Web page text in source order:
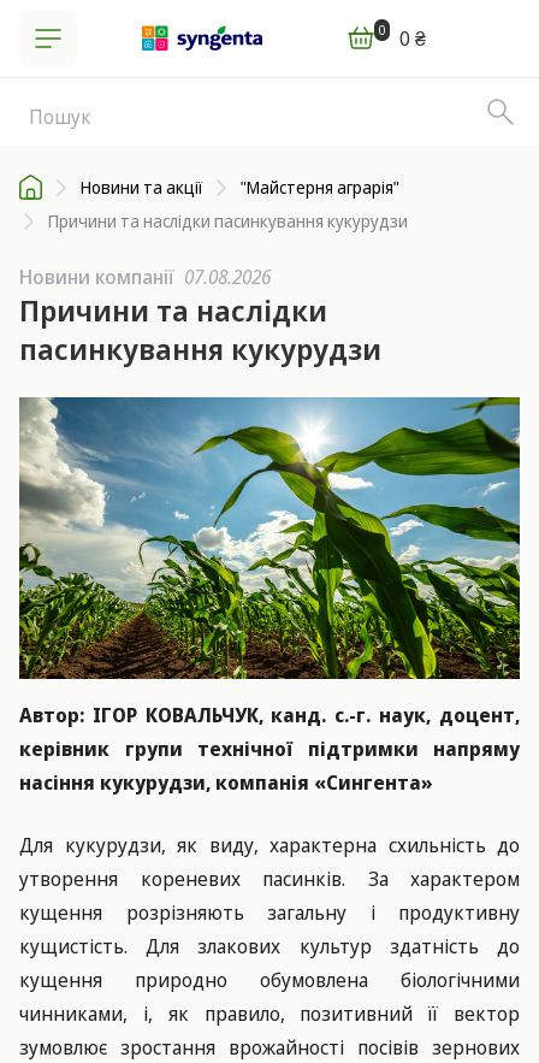
0 0 ₴
Новини та акції
"Майстерня аграрія"
Причини та наслідки пасинкування кукурудзи
Новини компанії 07.08.2026
Причини та наслідки
пасинкування кукурудзи
Автор: ІГОР КОВАЛЬЧУК, канд. с.-г. наук, доцент,
керівник групи технічної підтримки напряму
насіння кукурудзи, компанія «Сингента»
Для кукурудзи, як виду, характерна схильність до
утворення кореневих пасинків. За характером
кущення розрізняють загальну і продуктивну
кущистість. Для злакових культур здатність до
кущення природно обумовлена біологічними
чинниками, і, як правило, позитивний її вектор
зумовлює зростання врожайності посівів зернових